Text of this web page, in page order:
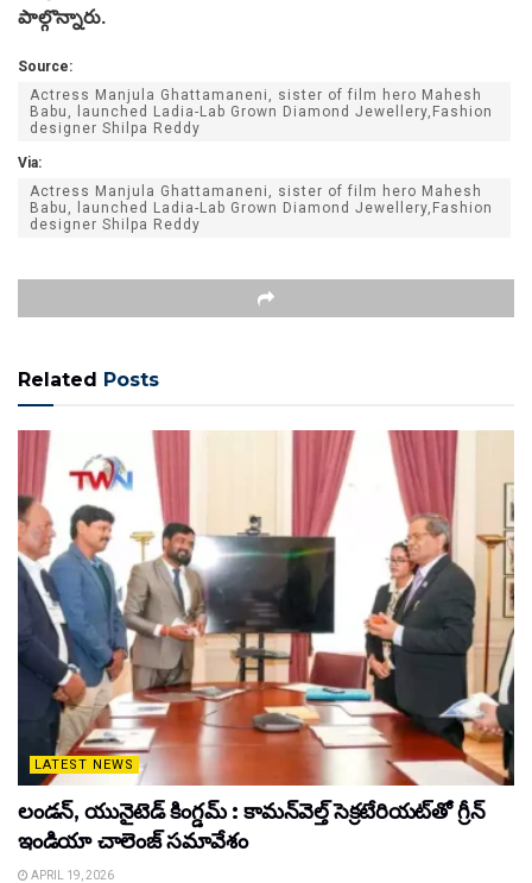
పాల్గొన్నారు.
Source:
Actress Manjula Ghattamaneni, sister of film hero Mahesh
Babu, launched Ladia-Lab Grown Diamond Jewellery,Fashion
designer Shilpa Reddy
Via:
Actress Manjula Ghattamaneni, sister of film hero Mahesh
Babu, launched Ladia-Lab Grown Diamond Jewellery,Fashion
designer Shilpa Reddy
Related Posts
LATEST NEWS
లండన్, యునైటెడ్ కింగ్డమ్ : కామన్‌వెల్త్ సెక్రటేరియట్‌తో గ్రీన్
ఇండియా చాలెంజ్ సమావేశం
APRIL 19, 2026